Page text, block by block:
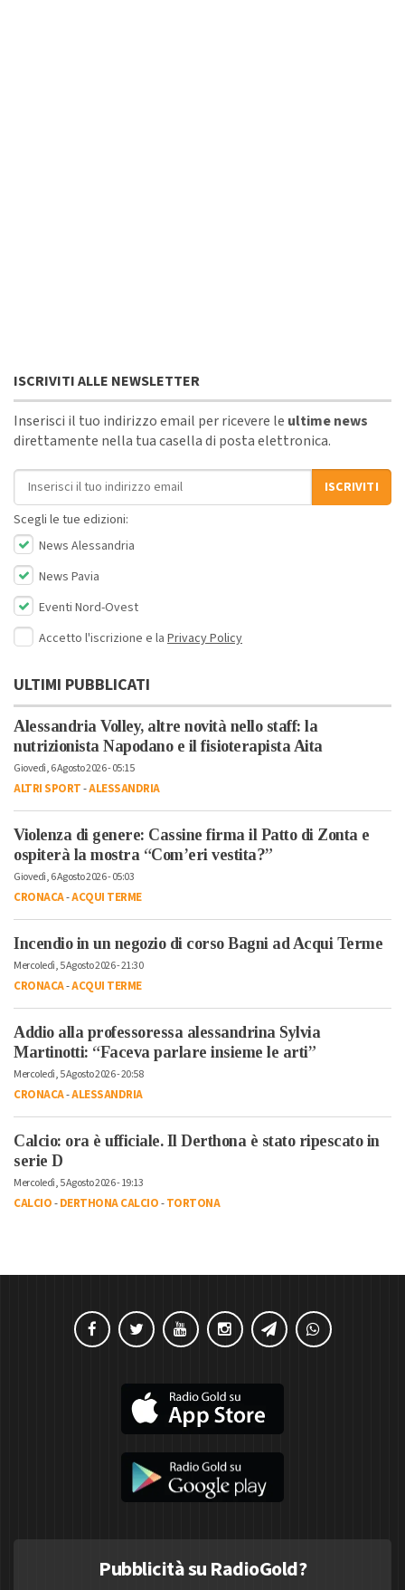
ISCRIVITI ALLE NEWSLETTER
Inserisci il tuo indirizzo email per ricevere le ultime news
direttamente nella tua casella di posta elettronica.
Indirizzo email
ISCRIVITI
Scegli le tue edizioni:
News Alessandria
News Pavia
Eventi Nord-Ovest
Accetto l'iscrizione e la Privacy Policy
ULTIMI PUBBLICATI
Alessandria Volley, altre novità nello staff: la
nutrizionista Napodano e il fisioterapista Aita
Giovedì, 6 Agosto 2026 - 05:15
ALTRI SPORT-ALESSANDRIA
Violenza di genere: Cassine firma il Patto di Zonta e
ospiterà la mostra “Com’eri vestita?”
Giovedì, 6 Agosto 2026 - 05:03
CRONACA-ACQUI TERME
Incendio in un negozio di corso Bagni ad Acqui Terme
Mercoledì, 5 Agosto 2026 - 21:30
CRONACA-ACQUI TERME
Addio alla professoressa alessandrina Sylvia
Martinotti: “Faceva parlare insieme le arti”
Mercoledì, 5 Agosto 2026 - 20:58
CRONACA-ALESSANDRIA
Calcio: ora è ufficiale. Il Derthona è stato ripescato in
serie D
Mercoledì, 5 Agosto 2026 - 19:13
CALCIO-DERTHONA CALCIO-TORTONA
Pubblicità su RadioGold?